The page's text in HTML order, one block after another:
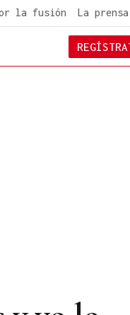
la fusión La prensa